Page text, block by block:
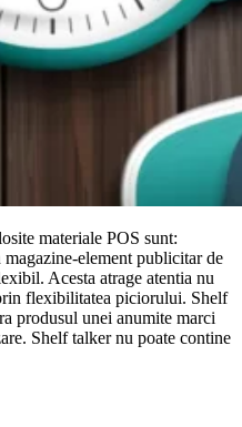
materiale POS sunt:
element publicitar de
Acesta atrage atentia nu
flexibilitatea piciorului. Shelf
produsul unei anumite marci
Shelf talker nu poate contine